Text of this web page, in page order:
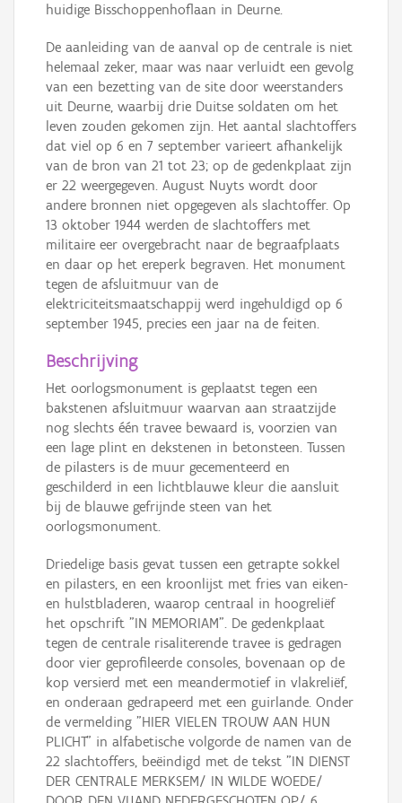
huidige Bisschoppenhoflaan in Deurne.
De aanleiding van de aanval op de centrale is niet
helemaal zeker, maar was naar verluidt een gevolg
van een bezetting van de site door weerstanders
uit Deurne, waarbij drie Duitse soldaten om het
leven zouden gekomen zijn. Het aantal slachtoffers
dat viel op 6 en 7 september varieert afhankelijk
van de bron van 21 tot 23; op de gedenkplaat zijn
er 22 weergegeven. August Nuyts wordt door
andere bronnen niet opgegeven als slachtoffer. Op
13 oktober 1944 werden de slachtoffers met
militaire eer overgebracht naar de begraafplaats
en daar op het ereperk begraven. Het monument
tegen de afsluitmuur van de
elektriciteitsmaatschappij werd ingehuldigd op 6
september 1945, precies een jaar na de feiten.
Beschrijving
Het oorlogsmonument is geplaatst tegen een
bakstenen afsluitmuur waarvan aan straatzijde
nog slechts één travee bewaard is, voorzien van
een lage plint en dekstenen in betonsteen. Tussen
de pilasters is de muur gecementeerd en
geschilderd in een lichtblauwe kleur die aansluit
bij de blauwe gefrijnde steen van het
oorlogsmonument.
Driedelige basis gevat tussen een getrapte sokkel
en pilasters, en een kroonlijst met fries van eiken-
en hulstbladeren, waarop centraal in hoogreliëf
het opschrift "IN MEMORIAM". De gedenkplaat
tegen de centrale risaliterende travee is gedragen
door vier geprofileerde consoles, bovenaan op de
kop versierd met een meandermotief in vlakreliëf,
en onderaan gedrapeerd met een guirlande. Onder
de vermelding "HIER VIELEN TROUW AAN HUN
PLICHT" in alfabetische volgorde de namen van de
22 slachtoffers, beëindigd met de tekst "IN DIENST
DER CENTRALE MERKSEM/ IN WILDE WOEDE/